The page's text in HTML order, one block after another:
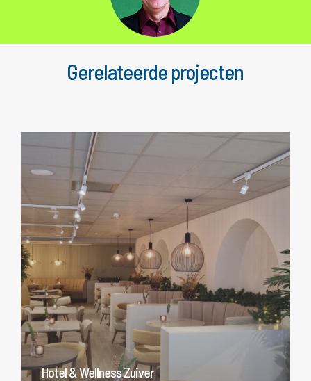
Gerelateerde projecten
Hotel & Wellness Zuiver